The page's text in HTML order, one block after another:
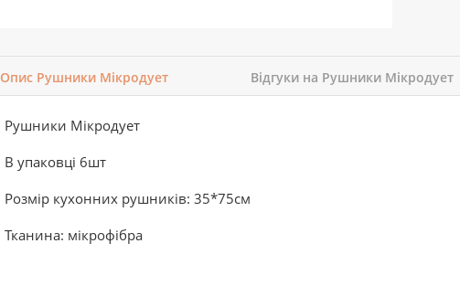
Опис Рушники Мікродует Відгуки на Рушники Мікродует
Рушники Мікродует
В упаковці 6шт
Розмір кухонних рушників: 35*75см
Тканина: мікрофібра